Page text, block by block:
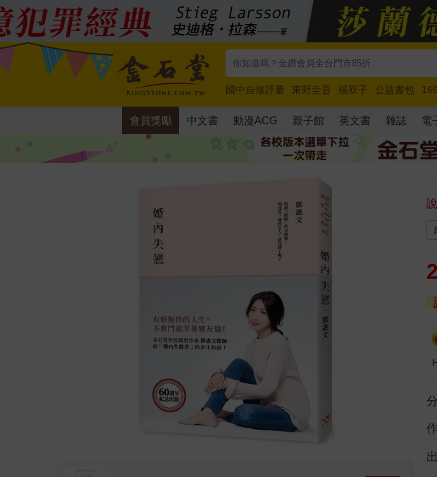
國中自修評量 東野圭吾 楊双子 公益書包
唯紅花綻放
奧德賽 路邊攤新作 馬斯克 玩具
會員獎勵 中文書 動漫ACG 親子館 英文書 雜誌 電